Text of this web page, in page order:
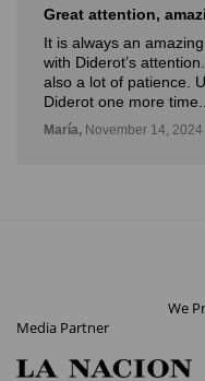
Muy buena
Muy buena
novedosa forma de
con la posibilidad de
Deli,September 12, 2024
We
Media Partner